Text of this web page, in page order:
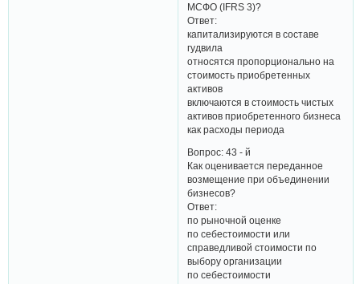
МСФО (IFRS 3)?
Ответ:
капитализируются в составе
гудвила
относятся пропорционально на
стоимость приобретенных
активов
включаются в стоимость чистых
активов приобретенного бизнеса
как расходы периода
Вопрос: 43 - й
Как оценивается переданное
возмещение при объединении
бизнесов?
Ответ:
по рыночной оценке
по себестоимости или
справедливой стоимости по
выбору организации
по себестоимости